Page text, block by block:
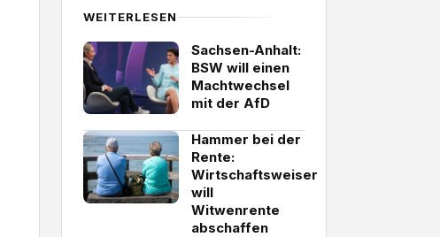
WEITERLESEN
Sachsen-Anhalt:
BSW will einen
Machtwechsel
mit der AfD
Hammer bei der
Rente:
Wirtschaftsweiser
will
Witwenrente
abschaffen